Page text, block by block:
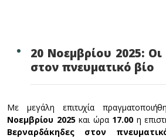
20 Νοεμβρίου 2025:
στον πνευματικό βίο
Με μεγάλη επιτυχία
Νοεμβρίου 2025 και ώρα 17.00 η
Βερναρδάκηδες στον